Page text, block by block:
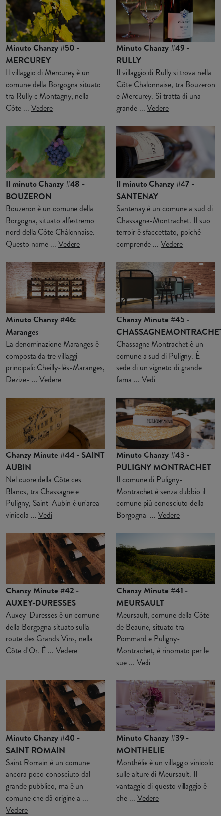
Minuto Chanzy #50 -
MERCUREY
Il villaggio di Mercurey è un
comune della Borgogna situato
tra Rully e Montagny, nella
Côte ... Vedere
Minuto Chanzy #49 -
RULLY
Il villaggio di Rully si trova nella
Côte Chalonnaise, tra Bouzeron
e Mercurey. Si tratta di una
grande ... Vedere
Il minuto Chanzy #48 -
BOUZERON
Bouzeron è un comune della
Borgogna, situato all'estremo
nord della Côte Châlonnaise.
Questo nome ... Vedere
Il minuto Chanzy #47 -
SANTENAY
Santenay è un comune a sud di
Chassagne-Montrachet. Il suo
terroir è sfaccettato, poiché
comprende ... Vedere
Minuto Chanzy #46:
Maranges
La denominazione Maranges è
composta da tre villaggi
principali: Cheilly-lès-Maranges,
Dezize- ... Vedere
Chanzy Minute #45 -
Chassagne Montrachet è un
comune a sud di Puligny. È
sede di un vigneto di grande
fama ... Vedi
Chanzy Minute #44 - SAINT
AUBIN
Nel cuore della Côte des
Blancs, tra Chassagne e
Puligny, Saint-Aubin è un'area
vinicola ... Vedi
Minuto Chanzy #43 -
PULIGNY MONTRACHET
Il comune di Puligny-
Montrachet è senza dubbio il
comune più conosciuto della
Borgogna. ... Vedere
Chanzy Minute #42 -
AUXEY-DURESSES
Auxey-Duresses è un comune
della Borgogna situato sulla
route des Grands Vins, nella
Côte d'Or. È ... Vedere
Chanzy Minute #41 -
MEURSAULT
Meursault, comune della Côte
de Beaune, situato tra
Pommard e Puligny-
Montrachet, è rinomato per le
sue ... Vedi
Minuto Chanzy #40 -
SAINT ROMAIN
Saint Romain è un comune
ancora poco conosciuto dal
grande pubblico, ma è un
comune che dà origine a ...
Vedere
Minuto Chanzy #39 -
MONTHELIE
Monthélie è un villaggio vinicolo
sulle alture di Meursault. Il
vantaggio di questo villaggio è
che ... Vedere